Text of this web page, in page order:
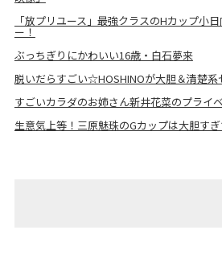
「放プリユース」最強クラスのHカップ小
ー！
ぶっちぎりにかわいい16歳・白石夢来
脱いだらすごい☆HOSHINOが大胆＆清楚系
すごいカラダのお姉さん新井花菜のプライ
生意気上等！三原魅珠のGカップは大胆す